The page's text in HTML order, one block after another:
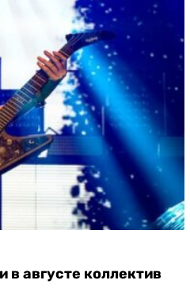
в августе коллектив